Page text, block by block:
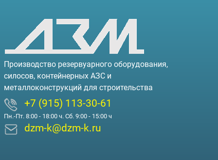
Производство резервуарного оборудования,
силосов, контейнерных АЗС и
металлоконструкций для строительства
+7 (915) 113-30-61
Пн.-Пт. 8:00 - 18:00 ч. Сб. 9:00 - 15:00 ч
dzm-k@dzm-k.ru